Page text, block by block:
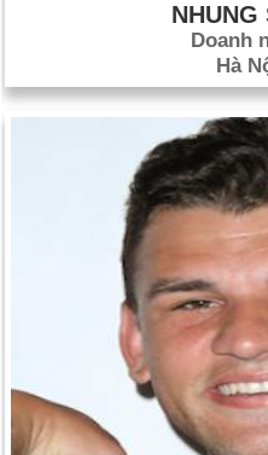
NHUNG
Doanh
Hà